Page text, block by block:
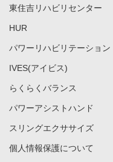
東住吉リハビリセンター
HUR
パワーリハビリテーション
IVES(アイビス)
らくらくバランス
パワーアシストハンド
スリングエクササイズ
個人情報保護について